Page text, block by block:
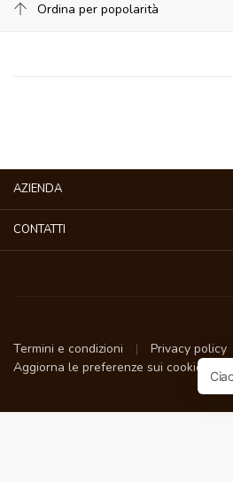
AZIENDA
CONTATTI
Termini e condizioni Privacy policy
Aggiorna le preferenze sui cookie